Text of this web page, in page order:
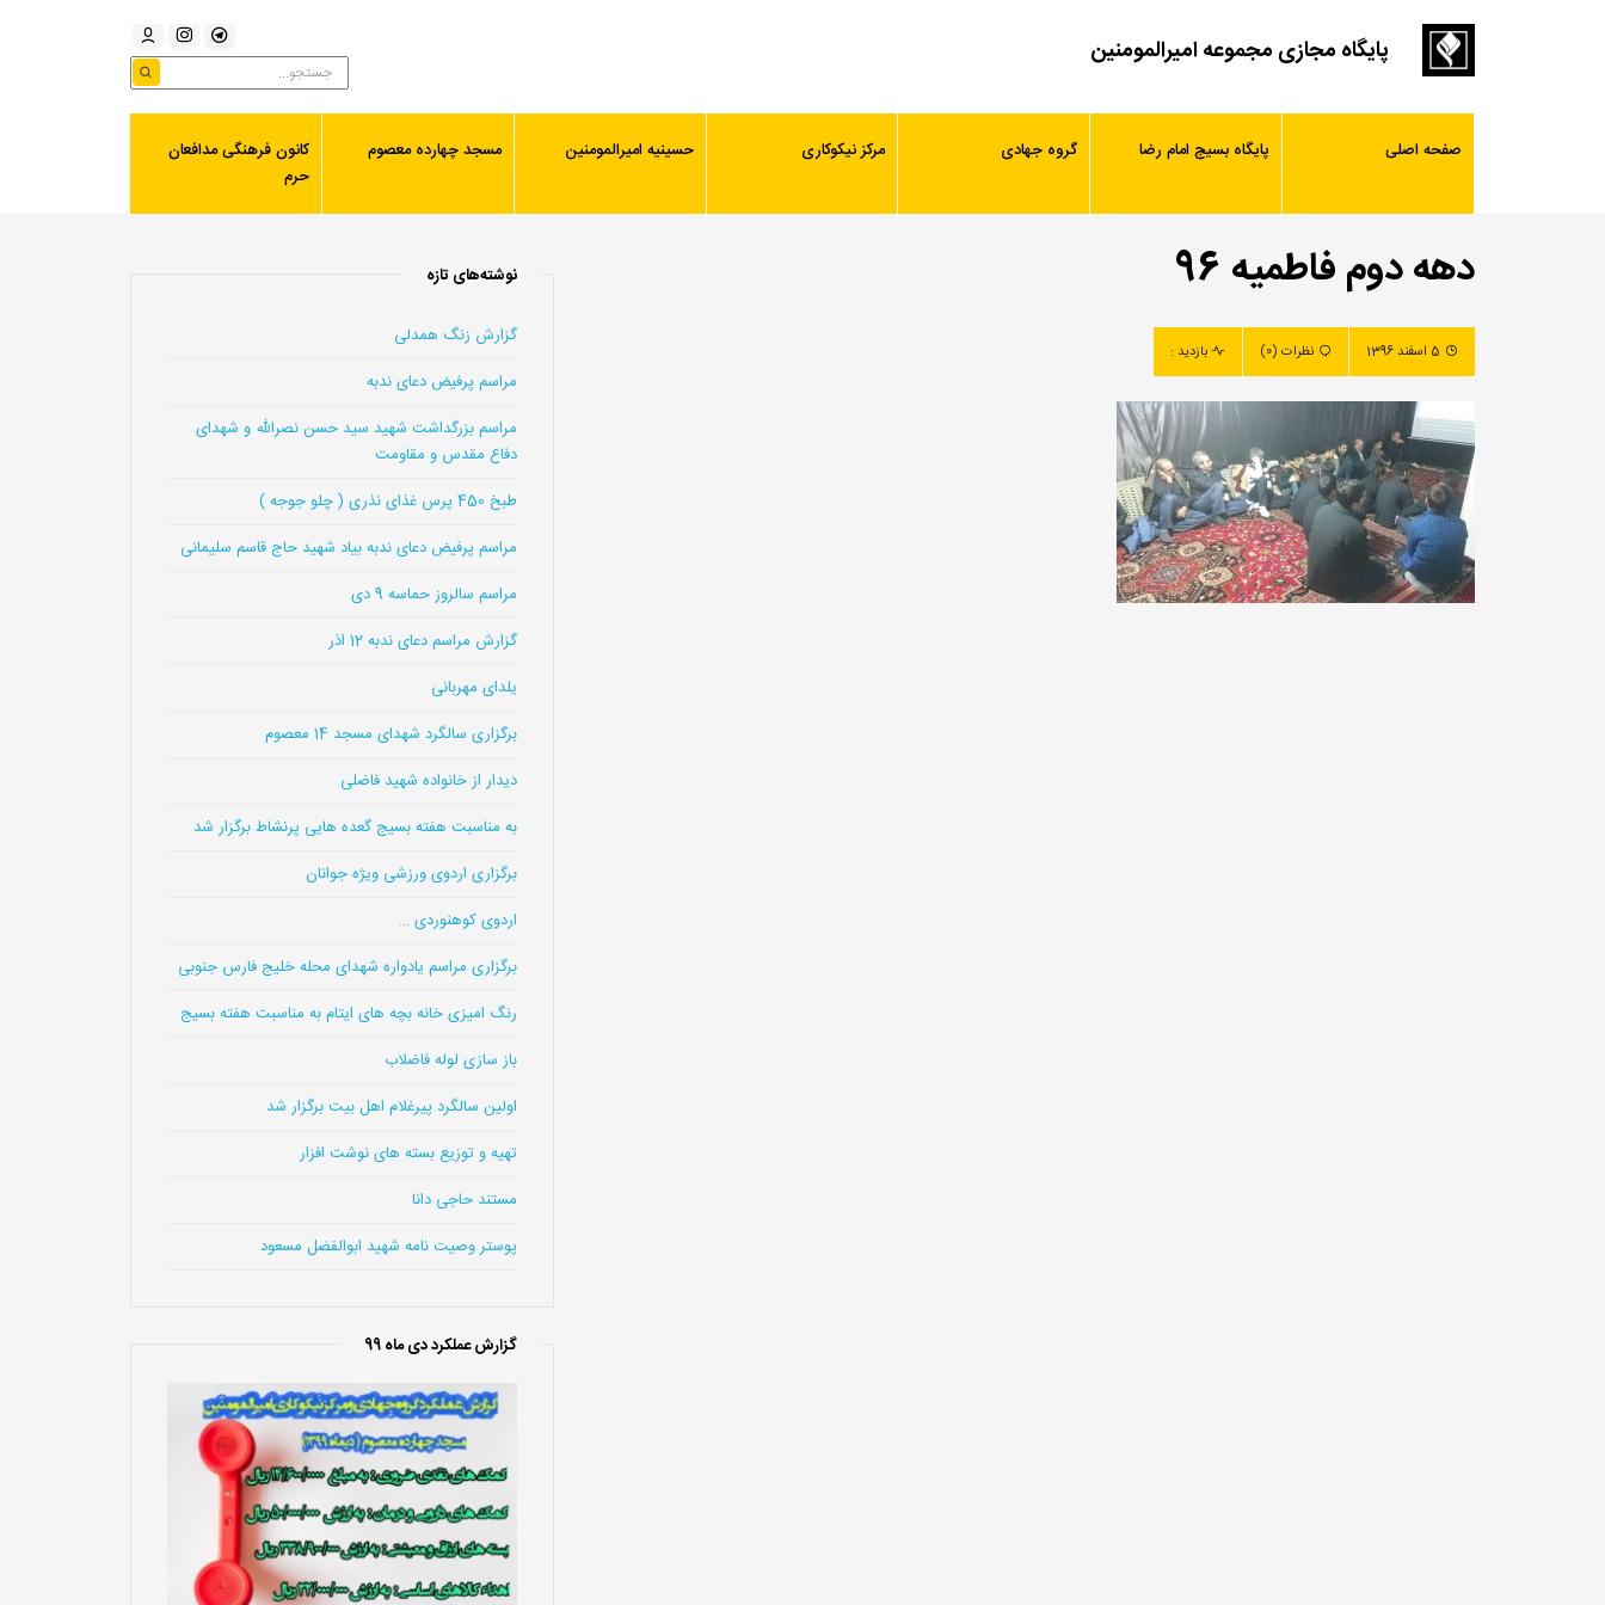
پایگاه مجازی مجموعه امیرالمومنین
صفحه اصلی پایگاه بسیج امام رضا گروه جهادی مرکز نیکوکاری حسینیه امیرالمومنین مسجد چهارده معصوم
کانون فرهنگی مدافعان
حرم
دهه دوم فاطمیه 96
5 اسفند 1396 نظرات (0) بازدید :
نوشته‌های تازه
گزارش زنگ همدلی
مراسم پرفیض دعای ندبه
مراسم بزرگداشت شهید سید حسن نصرالله و شهدای
دفاع مقدس و مقاومت
طبخ 450 پرس غذای نذری ( چلو جوجه )
مراسم پرفیض دعای ندبه بیاد شهید حاج قاسم سلیمانی
مراسم سالروز حماسه 9 دی
گزارش مراسم دعای ندبه 12 اذر
یلدای مهربانی
برگزاری سالگرد شهدای مسجد 14 معصوم
دیدار از خانواده شهید فاضلی
به مناسبت هفته بسیج گعده هایی پرنشاط برگزار شد
برگزاری اردوی ورزشی ویژه جوانان
اردوی کوهنوردی …
برگزاری مراسم یادواره شهدای محله خلیج فارس جنوبی
رنگ امیزی خانه بچه های ایتام به مناسبت هفته بسیج
باز سازی لوله فاضلاب
اولین سالگرد پیرغلام اهل بیت برگزار شد
تهیه و توزیع بسته های نوشت افزار
مستند حاجی دانا
پوستر وصیت نامه شهید ابوالفضل مسعود
گزارش عملکرد دی ماه 99